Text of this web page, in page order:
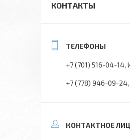
КОНТАКТЫ
+7 (701) 516-04-14
+7 (778) 946-09-24